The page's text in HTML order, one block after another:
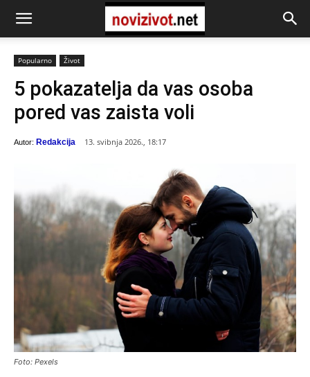
Popularno Život
5 pokazatelja da vas osoba
pored vas zaista voli
Autor: Redakcija 13. svibnja 2026., 18:17
Foto: Pexels